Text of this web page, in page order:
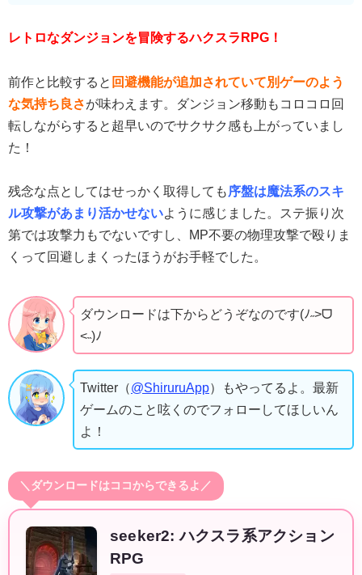
レトロなダンジョンを冒険するハクスラRPG！
前作と比較すると 回避機能が追加されていて別ゲーのよう
な気持ち良さが味わえます。ダンジョン移動もコロコロ回
転しながらすると超早いのでサクサク感も上がっていまし
た！
残念な点としてはせっかく取得しても 序盤は魔法系のスキ
ル攻撃があまり活かせないように感じました。ステ振り次
第では攻撃力もでないですし、MP不要の物理攻撃で殴りま
くって回避しまくったほうがお手軽でした。
ダウンロードは下からどうぞなのです(ﾉ˶>ᗜ​
<˵)ﾉ
Twitter（@ShiruruApp）もやってるよ。最新
ゲームのこと呟くのでフォローしてほしいん
よ！
＼ダウンロードはココからできるよ／
seeker2: ハクスラ系アクション
RPG